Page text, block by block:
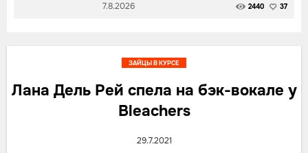
7.8.2026 2440 37
Лана Дель Рей спела на бэк-вокале у
Bleachers
29.7.2021
ЗАЙЦЫ В КУРСЕ